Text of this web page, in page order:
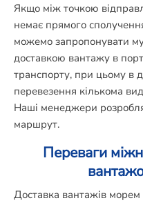
Якщо між точкою
немає прямого
можемо запропонувати
доставкою вантажу в
транспорту, при цьому в
перевезення кількома
Наші менеджери
маршрут.
Переваги
Доставка вантажів